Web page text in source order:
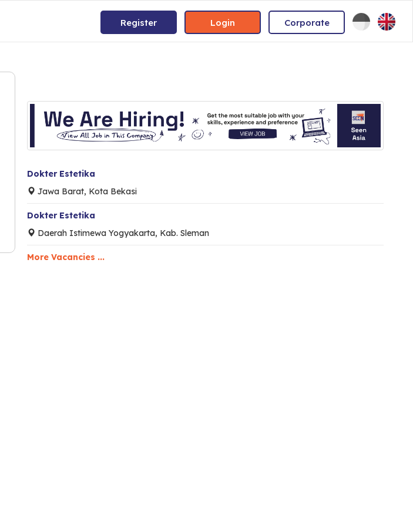
Register Login Corporate
Dokter Estetika
Jawa Barat, Kota Bekasi
Dokter Estetika
Daerah Istimewa Yogyakarta, Kab. Sleman
More Vacancies ...